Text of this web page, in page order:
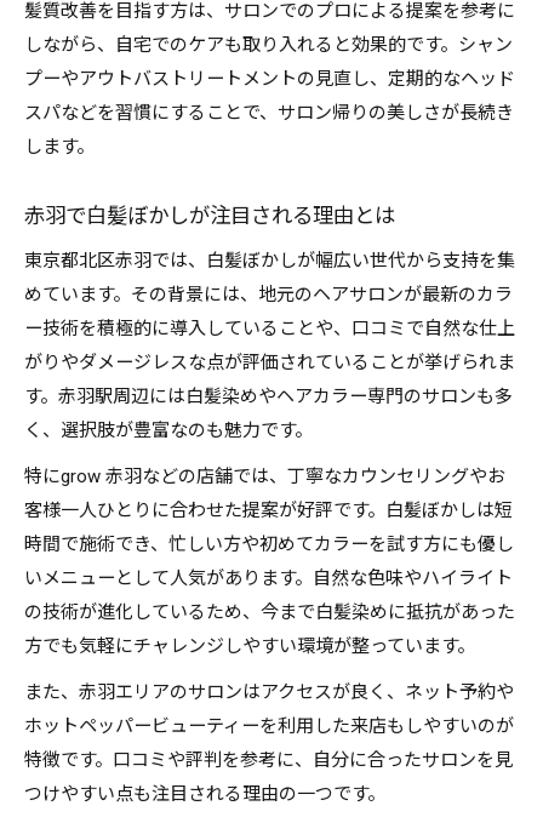
髪質改善を目指す方は、サロンでのプロによる提案を参考に
しながら、自宅でのケアも取り入れると効果的です。シャン
プーやアウトバストリートメントの見直し、定期的なヘッド
スパなどを習慣にすることで、サロン帰りの美しさが長続き
します。
赤羽で白髪ぼかしが注目される理由とは
東京都北区赤羽では、白髪ぼかしが幅広い世代から支持を集
めています。その背景には、地元のヘアサロンが最新のカラ
ー技術を積極的に導入していることや、口コミで自然な仕上
がりやダメージレスな点が評価されていることが挙げられま
す。赤羽駅周辺には白髪染めやヘアカラー専門のサロンも多
く、選択肢が豊富なのも魅力です。
特にgrow 赤羽などの店舗では、丁寧なカウンセリングやお
客様一人ひとりに合わせた提案が好評です。白髪ぼかしは短
時間で施術でき、忙しい方や初めてカラーを試す方にも優し
いメニューとして人気があります。自然な色味やハイライト
の技術が進化しているため、今まで白髪染めに抵抗があった
方でも気軽にチャレンジしやすい環境が整っています。
また、赤羽エリアのサロンはアクセスが良く、ネット予約や
ホットペッパービューティーを利用した来店もしやすいのが
特徴です。口コミや評判を参考に、自分に合ったサロンを見
つけやすい点も注目される理由の一つです。